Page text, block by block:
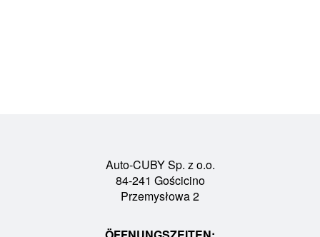
Auto-CUBY Sp. z o.o.
84-241 Gościcino
Przemysłowa 2